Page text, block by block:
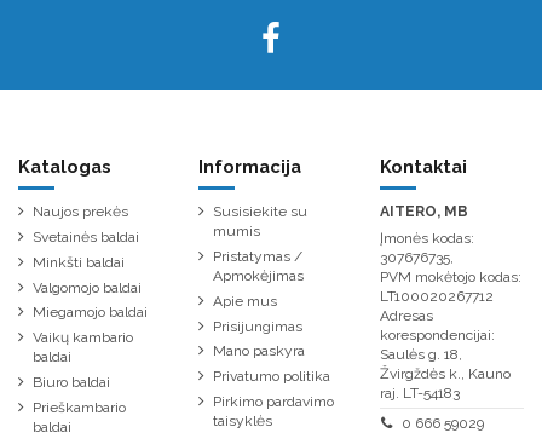
Katalogas
Naujos prekės
Svetainės baldai
Minkšti baldai
Valgomojo baldai
Miegamojo baldai
Vaikų kambario
baldai
Biuro baldai
Prieškambario
baldai
Informacija
Susisiekite su
mumis
Pristatymas /
Apmokėjimas
Apie mus
Prisijungimas
Mano paskyra
Privatumo politika
Pirkimo pardavimo
taisyklės
Kontaktai
AITERO, MB
Įmonės kodas:
307676735,
PVM mokėtojo kodas:
LT100020267712
Adresas
korespondencijai:
Saulės g. 18,
Žvirgždės k., Kauno
raj. LT-54183
0 666 59029